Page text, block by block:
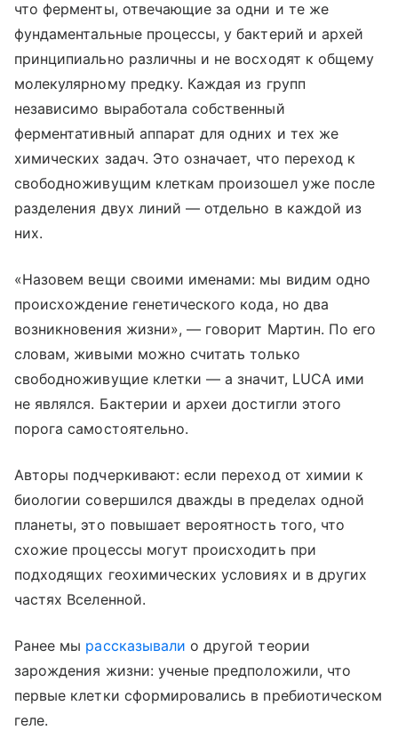
что ферменты, отвечающие за одни и те же
фундаментальные процессы, у бактерий и архей
принципиально различны и не восходят к общему
молекулярному предку. Каждая из групп
независимо выработала собственный
ферментативный аппарат для одних и тех же
химических задач. Это означает, что переход к
свободноживущим клеткам произошел уже после
разделения двух линий — отдельно в каждой из
них.
«Назовем вещи своими именами: мы видим одно
происхождение генетического кода, но два
возникновения жизни», — говорит Мартин. По его
словам, живыми можно считать только
свободноживущие клетки — а значит, LUCA ими
не являлся. Бактерии и археи достигли этого
порога самостоятельно.
Авторы подчеркивают: если переход от химии к
биологии совершился дважды в пределах одной
планеты, это повышает вероятность того, что
схожие процессы могут происходить при
подходящих геохимических условиях и в других
частях Вселенной.
Ранее мы рассказывали о другой теории
зарождения жизни: ученые предположили, что
первые клетки сформировались в пребиотическом
геле.